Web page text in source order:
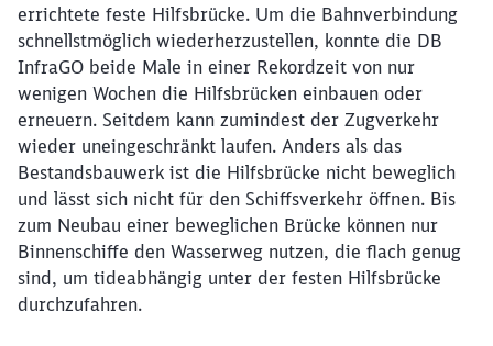
errichtete feste Hilfsbrücke. Um die Bahnverbindung
schnellstmöglich wiederherzustellen, konnte die DB
InfraGO beide Male in einer Rekordzeit von nur
wenigen Wochen die Hilfsbrücken einbauen oder
erneuern. Seitdem kann zumindest der Zugverkehr
wieder uneingeschränkt laufen. Anders als das
Bestandsbauwerk ist die Hilfsbrücke nicht beweglich
und lässt sich nicht für den Schiffsverkehr öffnen. Bis
zum Neubau einer beweglichen Brücke können nur
Binnenschiffe den Wasserweg nutzen, die flach genug
sind, um tideabhängig unter der festen Hilfsbrücke
durchzufahren.